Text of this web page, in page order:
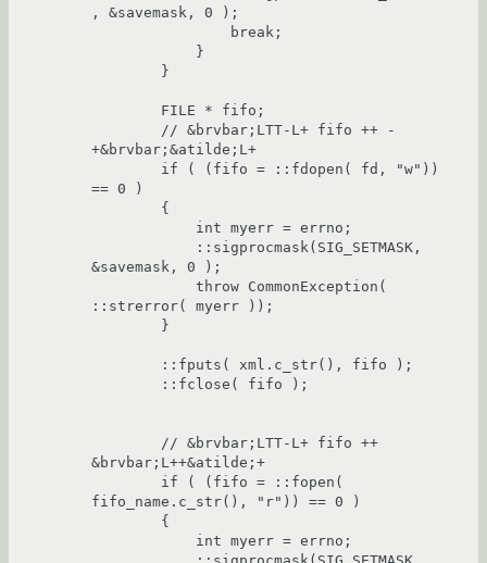
, &savemask, 0 );
+&brvbar;&atilde;L+
== 0 )
&savemask, 0 );
::strerror( myerr ));
&brvbar;L++&atilde;+
fifo_name.c_str(), "r")) == 0 )